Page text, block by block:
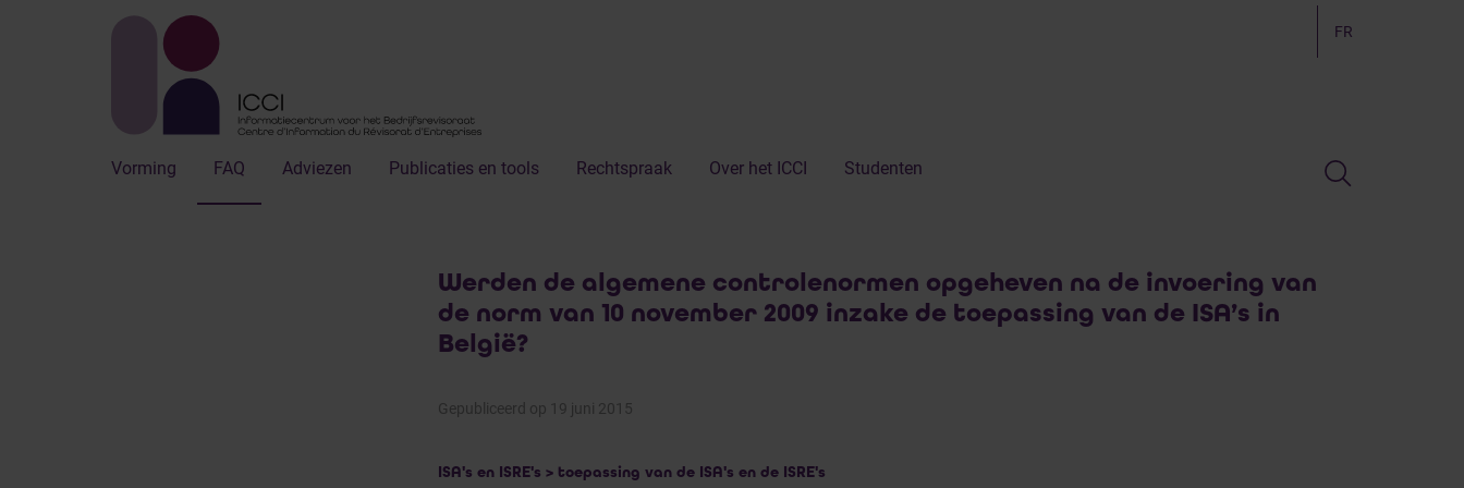
FR
Vorming FAQ Adviezen Publicaties en tools Rechtspraak Over het ICCI Studenten
Werden de algemene controlenormen opgeheven na de invoering van
de norm van 10 november 2009 inzake de toepassing van de ISA’s in
België?
Gepubliceerd op 19 juni 2015
ISA's en ISRE's > toepassing van de ISA's en de ISRE's